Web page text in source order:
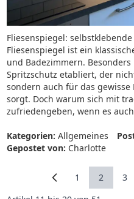
Fliesenspiegel:
Fliesenspiegel ist ein
und Badezimmern.
Spritzschutz etabliert, der
sondern auch für das
sorgt. Doch warum sich mit
zufriedengeben, wenn es
Kategorien: Allgemeines
Gepostet von: Charlotte
Seite
1 Sie
2 3